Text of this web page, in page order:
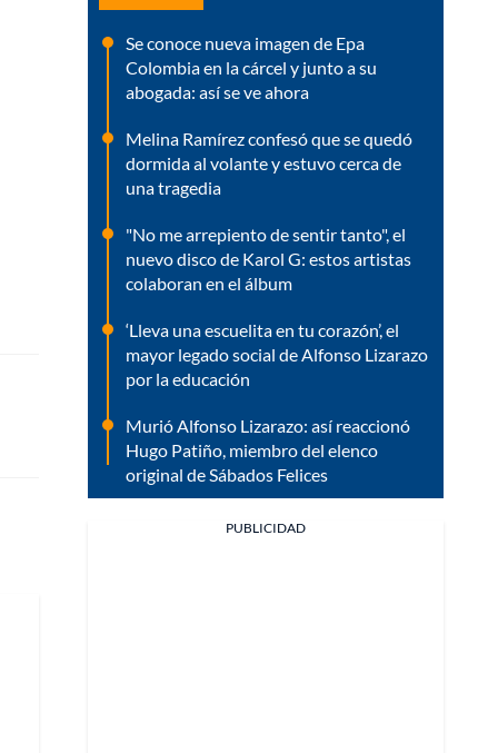
Se conoce nueva imagen de Epa
Colombia en la cárcel y junto a su
abogada: así se ve ahora
Melina Ramírez confesó que se quedó
dormida al volante y estuvo cerca de
una tragedia
"No me arrepiento de sentir tanto", el
nuevo disco de Karol G: estos artistas
colaboran en el álbum
‘Lleva una escuelita en tu corazón’, el
mayor legado social de Alfonso Lizarazo
por la educación
Murió Alfonso Lizarazo: así reaccionó
Hugo Patiño, miembro del elenco
original de Sábados Felices
PUBLICIDAD